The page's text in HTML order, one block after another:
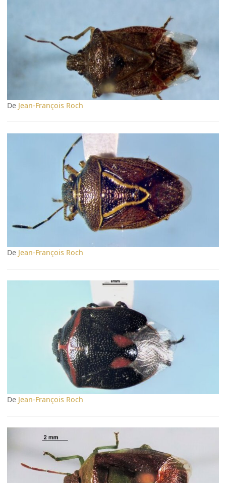
De Jean-François Roch
De Jean-François Roch
De Jean-François Roch